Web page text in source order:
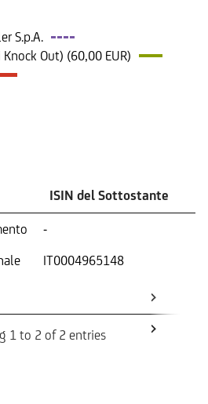
S.p.A.
Out) (60,00 EUR)
ISIN del Sottostante
-
IT0004965148
1 to 2 of 2 entries